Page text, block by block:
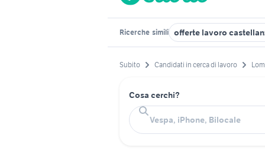
Ricerche simili offerte lavoro
Subito Candidati in cerca di lavoro
Cosa cerchi?